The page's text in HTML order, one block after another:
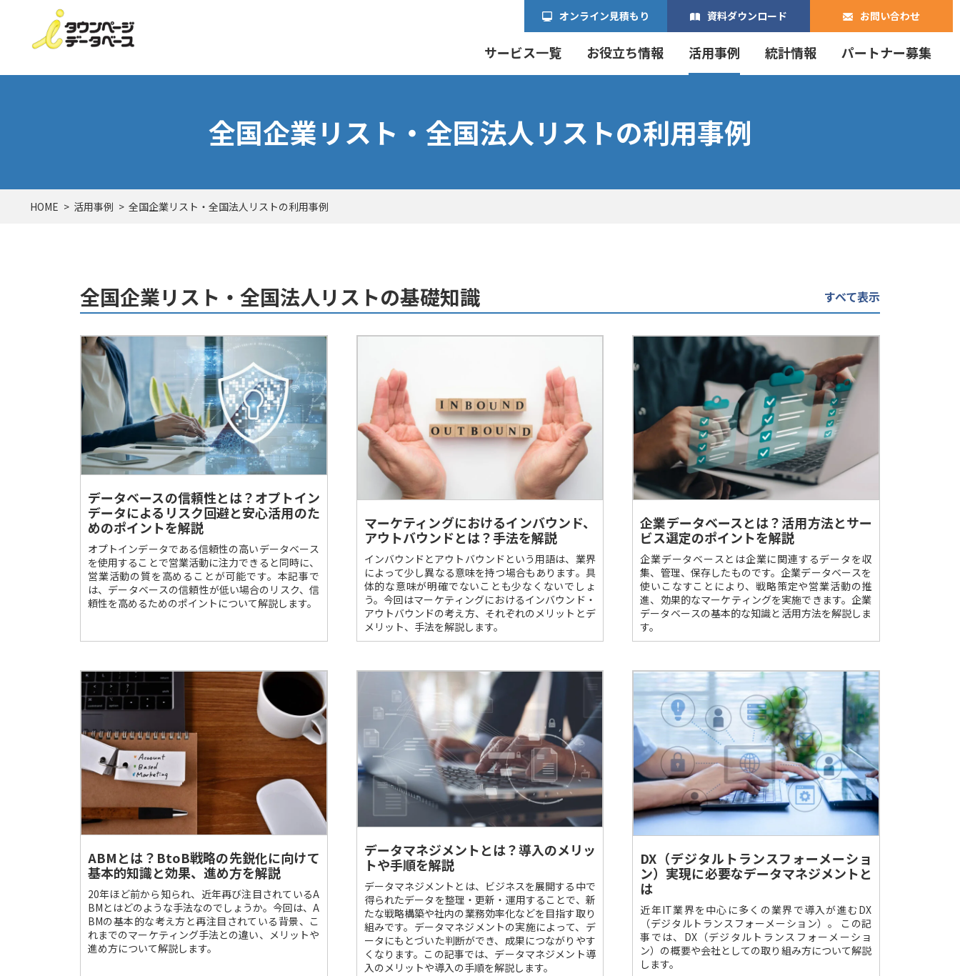
サービス一覧 お役立ち情報 活用事例 統計情報 パートナー募集
オンライン見積もり 資料ダウンロード お問い合わせ
HOME 活用事例 全国企業リスト・全国法人リストの利用事例
全国企業リスト・全国法人リストの利用事例
全国企業リスト・全国法人リストの基礎知識 すべて表示
データベースの信頼性とは？オプトイン
データによるリスク回避と安心活用のた
めのポイントを解説
オプトインデータである信頼性の高いデータベース
を使用することで営業活動に注力できると同時に、
営業活動の質を高めることが可能です。本記事で
は、データベースの信頼性が低い場合のリスク、信
頼性を高めるためのポイントについて解説します。
マーケティングにおけるインバウンド、
アウトバウンドとは？手法を解説
インバウンドとアウトバウンドという用語は、業界
によって少し異なる意味を持つ場合もあります。具
体的な意味が明確でないことも少なくないでしょ
う。今回はマーケティングにおけるインバウンド・
アウトバウンドの考え方、それぞれのメリットとデ
メリット、手法を解説します。
企業データベースとは？活用方法とサー
ビス選定のポイントを解説
企業データベースとは企業に関連するデータを収
集、管理、保存したものです。企業データベースを
使いこなすことにより、戦略策定や営業活動の推
進、効果的なマーケティングを実施できます。企業
データベースの基本的な知識と活用方法を解説しま
す。
ABMとは？BtoB戦略の先鋭化に向けて
基本的知識と効果、進め方を解説
20年ほど前から知られ、近年再び注目されているA
BMとはどのような手法なのでしょうか。今回は、A
BMの基本的な考え方と再注目されている背景、こ
れまでのマーケティング手法との違い、メリットや
進め方について解説します。
データマネジメントとは？導入のメリッ
トや手順を解説
データマネジメントとは、ビジネスを展開する中で
得られたデータを整理・更新・運用することで、新
たな戦略構築や社内の業務効率化などを目指す取り
組みです。データマネジメントの実施によって、デ
ータにもとづいた判断ができ、成果につながりやす
くなります。この記事では、データマネジメント導
入のメリットや導入の手順を解説します。
DX（デジタルトランスフォーメーショ
ン）実現に必要なデータマネジメントと
は
近年IT業界を中心に多くの業界で導入が進むDX
（デジタルトランスフォーメーション）。 この記
事では、DX（デジタルトランスフォーメーショ
ン）の概要や会社としての取り組み方について解説
します。